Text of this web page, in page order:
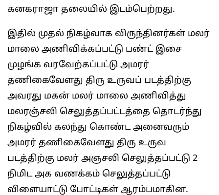
கனகராஜா தலையில் இடம்பெற்றது.
இதில் முதல் நிகழ்வாக விருந்தினர்கள் மலர்
மாலை அணிவிக்கப்பட்டு பண்ட் இசை
முழங்க வரவேற்கப்பட்டு அமரர்
தணிகைவேளது திரு உருவப் படத்திற்கு
அவரது மகன் மலர் மாலை அணிவித்து
மலரஞ்சலி செலுத்தப்பட்டத்தை தொடர்ந்து
நிகழ்வில் கலந்து கொண்ட அனைவரும்
அமரர் தணிகைவேளது திரு உருவ
படத்திற்கு மலர் அஞசலி செலுத்தப்பட்டு 2
நிமிட அக வணக்கம் செலுத்தப்பட்டு
விளையாட்டு போட்டிகள் ஆரம்பமாகின.